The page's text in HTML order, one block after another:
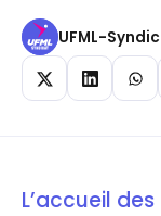
UFML-
L’accueil